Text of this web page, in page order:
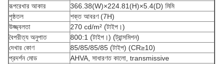
রূপরেখার আকার
366.38(W)×224.81(H)×5.4(D) মিমি
পৃষ্ঠতল
শক্ত আবরণ (7H)
উজ্জ্বলতা
270 cd/m² (টাইপ।)
বৈপরীত্য অনুপাত
800:1 (টাইপ।) (ট্রান্সমিশন)
দেখার কোণ
85/85/85/85 (টাইপ) (CR≥10)
প্রদর্শন মোড
AHVA, সাধারণত কালো, transmissive